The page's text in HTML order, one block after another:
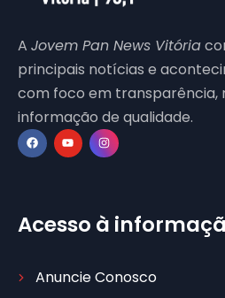
A Jovem Pan News Vitória
principais notícias e
com foco em transparência,
informação de qualidade.
Acesso à
Anuncie Conosco